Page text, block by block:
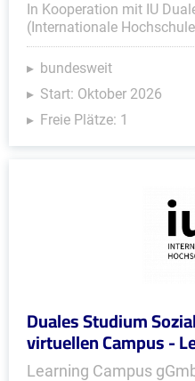
In Kooperation mit IU
(Internationale
bundesweit
Start: Oktober 2026
Freie Plätze: 1
Duales Studium
virtuellen Campus -
Learning Campus